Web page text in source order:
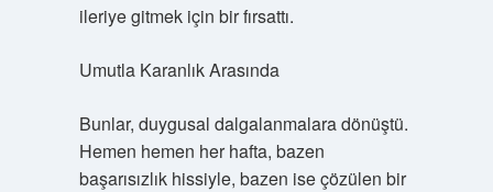
ileriye gitmek için bir fırsattı.
Umutla Karanlık Arasında
Bunlar, duygusal dalgalanmalara dönüştü.
Hemen hemen her hafta, bazen
başarısızlık hissiyle, bazen ise çözülen bir